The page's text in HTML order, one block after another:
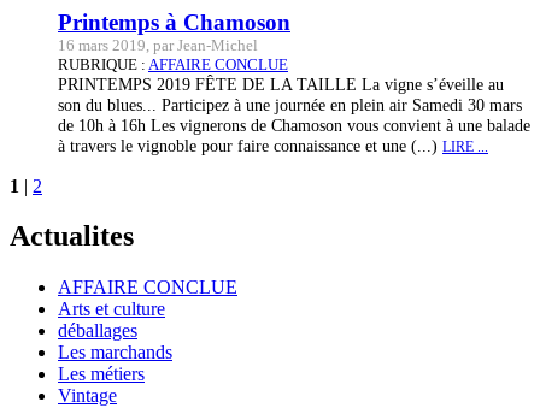
Printemps à Chamoson
16 mars 2019, par Jean-Michel
RUBRIQUE : AFFAIRE CONCLUE
PRINTEMPS 2019 FÊTE DE LA TAILLE La vigne s’éveille au
son du blues... Participez à une journée en plein air Samedi 30 mars
de 10h à 16h Les vignerons de Chamoson vous convient à une balade
à travers le vignoble pour faire connaissance et une (...) LIRE ...
1 | 2
Actualites
AFFAIRE CONCLUE
Arts et culture
déballages
Les marchands
Les métiers
Vintage